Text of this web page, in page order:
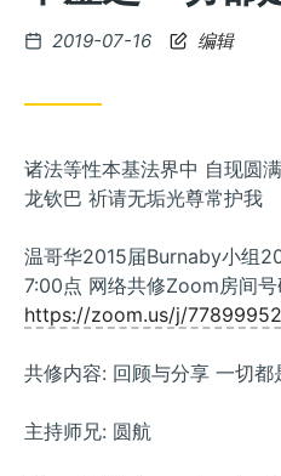
Posted
2019-07-16 编辑
诸法等性本基法界中 自现圆
龙钦巴 祈请无垢光尊常护我
温哥华2015届Burnaby小组
7:00点 网络共修Zoom房间
https://zoom.us/j/
共修内容: 回顾与分享 一切都
主持师兄: 圆航